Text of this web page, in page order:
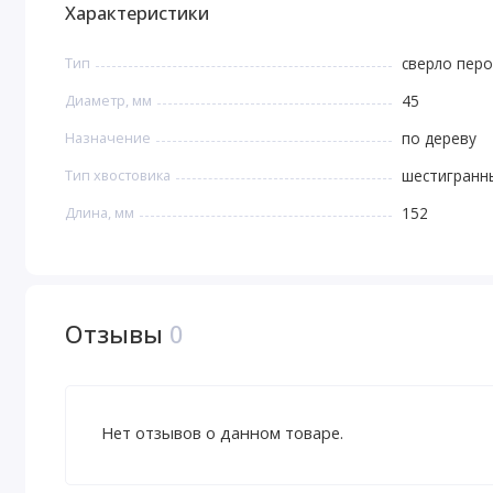
Характеристики
Тип сверло
Диаметр, мм 45
Назначение по дереву
Тип хвостовика
Длина, мм 152
Отзывы 0
Нет отзывов о данном товаре.